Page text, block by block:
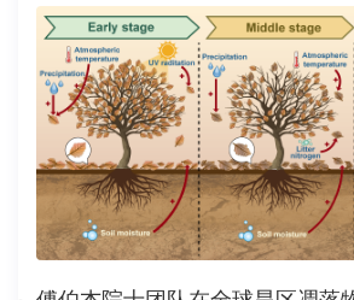
求，开展全链条技术创新，取得系列技术
油车减污降碳技术路线，提出氮氧化物选
设计原则，创制低聚态钒高效钒基催化剂
子筛极限耦合催化剂；研发了满足国五、
放后处理系统，形成完整的自主知识产权
构建了原理性技术-工艺性技术-产业化应
取得显著的社会经济效益。研究团队在我
迭代升级与减污降碳中发挥了“国家队”的
车污染控制技术体系的跨越式发展做出了